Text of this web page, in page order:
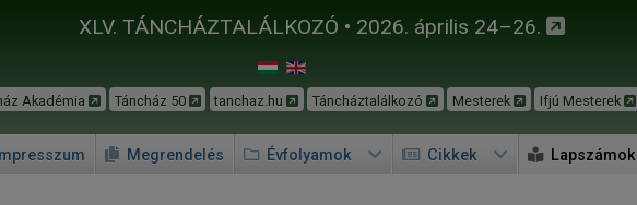
XLV. TÁNCHÁZTALÁLKOZÓ • 2026. április 24–26.
Akadémia Táncház 50 tanchaz.hu Táncháztalálkozó Mesterek Ifjú Mesterek
Impresszum Megrendelés Évfolyamok Cikkek Lapszámok